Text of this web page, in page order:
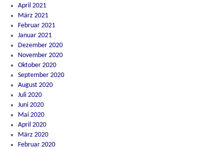
April 2021
März 2021
Februar 2021
Januar 2021
Dezember 2020
November 2020
Oktober 2020
September 2020
August 2020
Juli 2020
Juni 2020
Mai 2020
April 2020
März 2020
Februar 2020